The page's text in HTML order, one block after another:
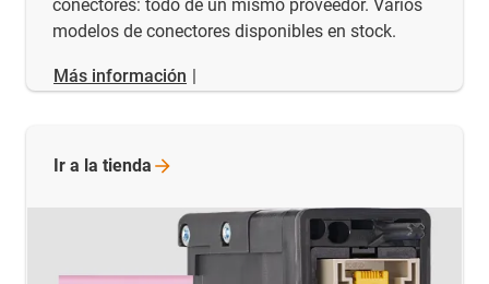
conectores: todo de un mismo proveedor. Varios
modelos de conectores disponibles en stock.
Más información |
Ir a la tienda